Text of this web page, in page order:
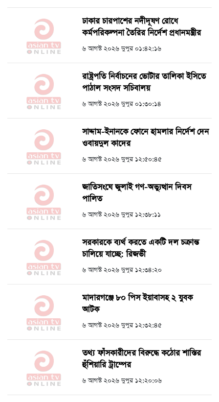
ঢাকার চারপাশের নদীদূষণ রোধে
কর্মপরিকল্পনা তৈরির নির্দেশ প্রধানমন্ত্রীর
৬ আগস্ট ২০২৬ দুপুর ০১:৪২:১৬
রাষ্ট্রপতি নির্বাচনের ভোটার তালিকা ইসিতে
পাঠাল সংসদ সচিবালয়
৬ আগস্ট ২০২৬ দুপুর ০১:৩০:১৪
সাদ্দাম-ইনানকে ফোনে হামলার নির্দেশ দেন
ওবায়দুল কাদের
৬ আগস্ট ২০২৬ দুপুর ১২:৫০:৪৫
জাতিসংঘে জুলাই গণ-অভ্যুত্থান দিবস
পালিত
৬ আগস্ট ২০২৬ দুপুর ১২:৩৮:১১
সরকারকে ব্যর্থ করতে একটি দল চক্রান্ত
চালিয়ে যাচ্ছে: রিজভী
৬ আগস্ট ২০২৬ দুপুর ১২:৩৪:২০
মাদারগঞ্জে ৮০ পিস ইয়াবাসহ ২ যুবক
আটক
৬ আগস্ট ২০২৬ দুপুর ১২:৩২:৪৫
তথ্য ফাঁসকারীদের বিরুদ্ধে কঠোর শাস্তির
হুঁশিয়ারি ট্রাম্পের
৬ আগস্ট ২০২৬ দুপুর ১২:২০:০৬